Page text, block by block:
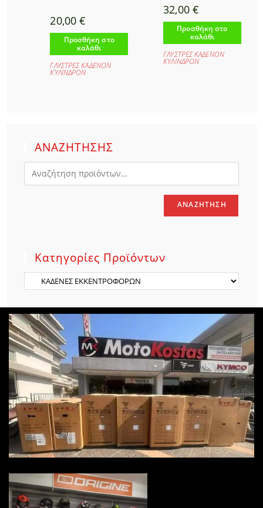
20,00€
Προσθήκη στο
καλάθι
ΓΛΥΣΤΡΕΣ ΚΑΔΕΝΟΝ
ΚΥΛΙΝΔΡΟΝ
32,00 €
Προσθήκη στο
καλάθι
ΓΛΥΣΤΡΕΣ ΚΑΔΕΝΟΝ
ΚΥΛΙΝΔΡΟΝ
ΑΝΑΖΗΤΗΣΗΣ
ΑΝΑΖΉΤΗΣΗ
Κατηγορίες Προϊόντων